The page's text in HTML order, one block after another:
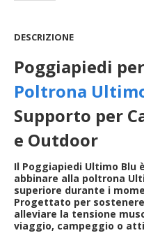
DESCRIZIONE
Poggiapiedi per
Poltrona
Supporto per
e Outdoor
Il Poggiapiedi Ultimo Blu
abbinare alla poltrona
superiore durante i
Progettato per
alleviare la tensione
viaggio, campeggio o